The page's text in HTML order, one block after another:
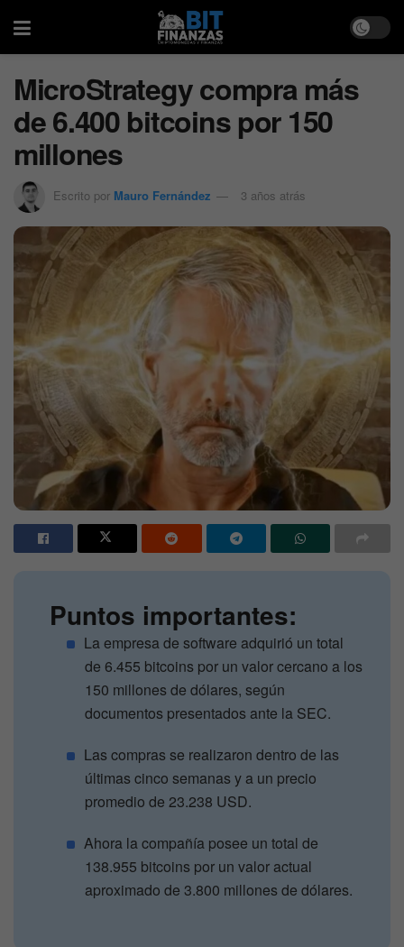
MicroStrategy compra más
de 6.400 bitcoins por 150
millones
Escrito por Mauro Fernández 3 años atrás
Puntos importantes:
La empresa de software adquirió un total
de 6.455 bitcoins por un valor cercano a los
150 millones de dólares, según
documentos presentados ante la SEC.
Las compras se realizaron dentro de las
últimas cinco semanas y a un precio
promedio de 23.238 USD.
Ahora la compañía posee un total de
138.955 bitcoins por un valor actual
aproximado de 3.800 millones de dólares.